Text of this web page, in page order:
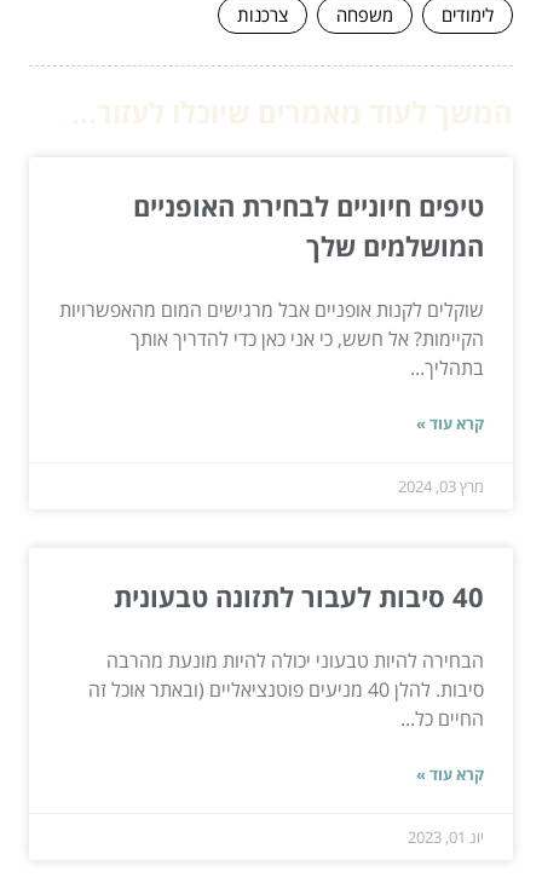
לימודים
משפחה צרכנות
טיפים חיוניים לבחירת האופניים
המושלמים שלך
שוקלים לקנות אופניים אבל מרגישים המום מהאפשרויות
הקיימות? אל חשש, כי אני כאן כדי להדריך אותך
בתהליך...
קרא עוד »
מרץ 03, 2024
40 סיבות לעבור לתזונה טבעונית
הבחירה להיות טבעוני יכולה להיות מונעת מהרבה
סיבות. להלן 40 מניעים פוטנציאליים (ובאתר אוכל זה
החיים כל...
קרא עוד »
יונ 01, 2023